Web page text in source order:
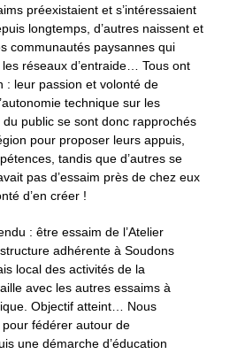
préexistaient et s’intéressaient
longtemps, d’autres naissent et
communautés paysannes qui
réseaux d’entraide… Tous ont
: leur passion et volonté de
technique sur les
public se sont donc rapprochés
pour proposer leurs appuis,
tandis que d’autres se
pas d’essaim près de chez eux
d’en créer !
: être essaim de l’Atelier
adhérente à Soudons
local des activités de la
avec les autres essaims à
Objectif atteint… Nous
fédérer autour de
une démarche d’éducation